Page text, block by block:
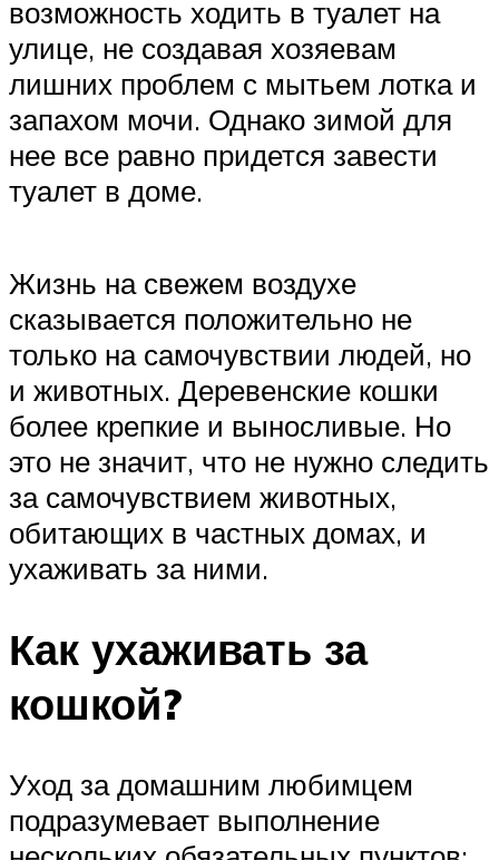
возможность ходить в туалет на
улице, не создавая хозяевам
лишних проблем с мытьем лотка и
запахом мочи. Однако зимой для
нее все равно придется завести
туалет в доме.
Жизнь на свежем воздухе
сказывается положительно не
только на самочувствии людей, но
и животных. Деревенские кошки
более крепкие и выносливые. Но
это не значит, что не нужно следить
за самочувствием животных,
обитающих в частных домах, и
ухаживать за ними.
Как ухаживать за
кошкой?
Уход за домашним любимцем
подразумевает выполнение